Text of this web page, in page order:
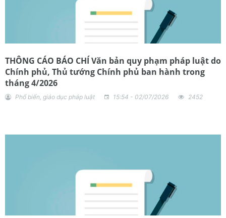
THÔNG CÁO BÁO CHÍ Văn bản quy phạm pháp luật do
Chính phủ, Thủ tướng Chính phủ ban hành trong
tháng 4/2026
Phổ biến, giáo dục pháp luật 15:54 - 02/07/2026 2452